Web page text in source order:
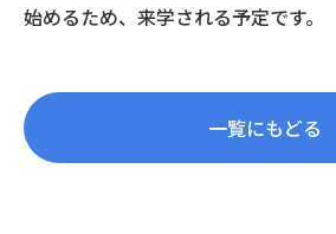
始めるため、来学される予定です。
一覧にもどる